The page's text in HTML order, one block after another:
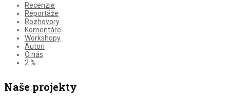
Recenzie
Reportáže
Rozhovory
Komentáre
Workshopy
Autori
O nás
2 %
Naše projekty